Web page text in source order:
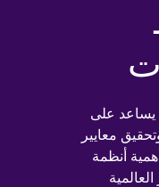
يساعد على
معايير
أنظمة